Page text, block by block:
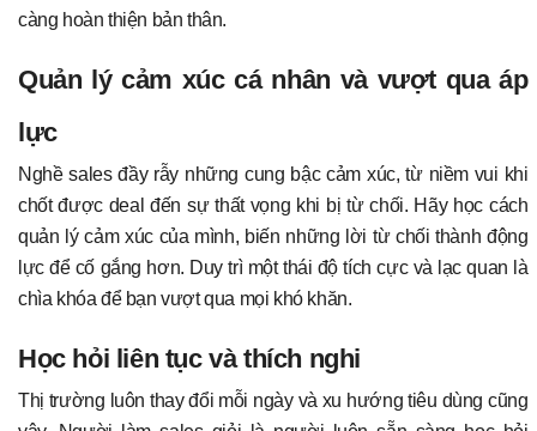
càng hoàn thiện bản thân.
Quản lý cảm xúc cá nhân và vượt qua áp
lực
Nghề sales đầy rẫy những cung bậc cảm xúc, từ niềm vui khi
chốt được deal đến sự thất vọng khi bị từ chối. Hãy học cách
quản lý cảm xúc của mình, biến những lời từ chối thành động
lực để cố gắng hơn. Duy trì một thái độ tích cực và lạc quan là
chìa khóa để bạn vượt qua mọi khó khăn.
Học hỏi liên tục và thích nghi
Thị trường luôn thay đổi mỗi ngày và xu hướng tiêu dùng cũng